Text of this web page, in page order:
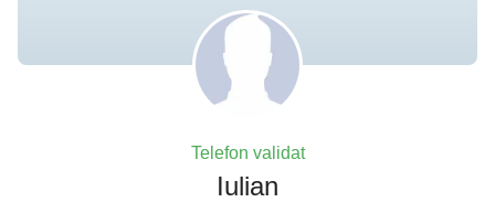
Telefon validat
Iulian